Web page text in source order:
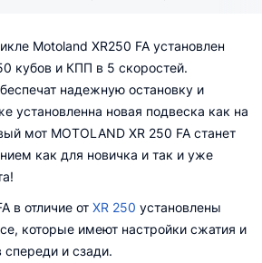
Motoland XR250 FA установлен
кубов и КПП в 5 скоростей.
надежную остановку и
установленна новая подвеска как на
мот MOTOLAND XR 250 FA станет
как для новичка и так и уже
в отличие от XR 250 установлены
которые имеют настройки сжатия и
спереди и сзади.